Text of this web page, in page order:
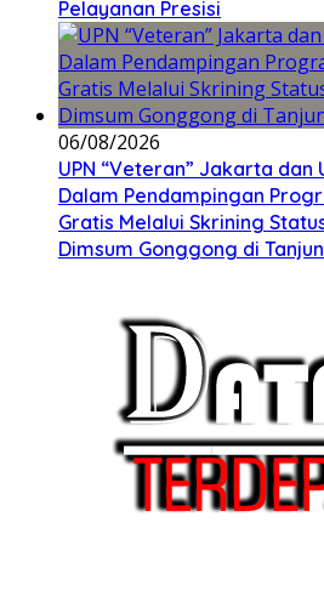
Pelayanan Presisi
06/08/2026
UPN “Veteran” Jakarta dan
Dalam Pendampingan
Gratis Melalui Skrining
Dimsum Gonggong di